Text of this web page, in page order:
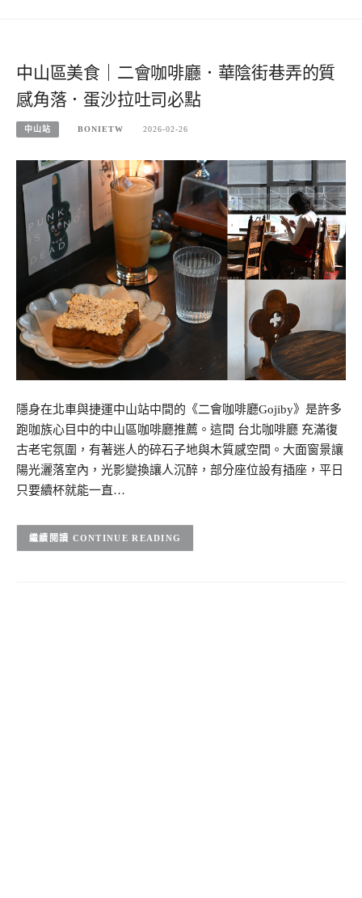
中山區美食｜二會咖啡廳．華陰街巷弄的質
感角落．蛋沙拉吐司必點
中山站 BONIETW 2026-02-26
隱身在北車與捷運中山站中間的《二會咖啡廳Gojiby》是許多
跑咖族心目中的中山區咖啡廳推薦。這間 台北咖啡廳 充滿復
古老宅氛圍，有著迷人的碎石子地與木質感空間。大面窗景讓
陽光灑落室內，光影變換讓人沉醉，部分座位設有插座，平日
只要續杯就能一直…
CONTINUE READING